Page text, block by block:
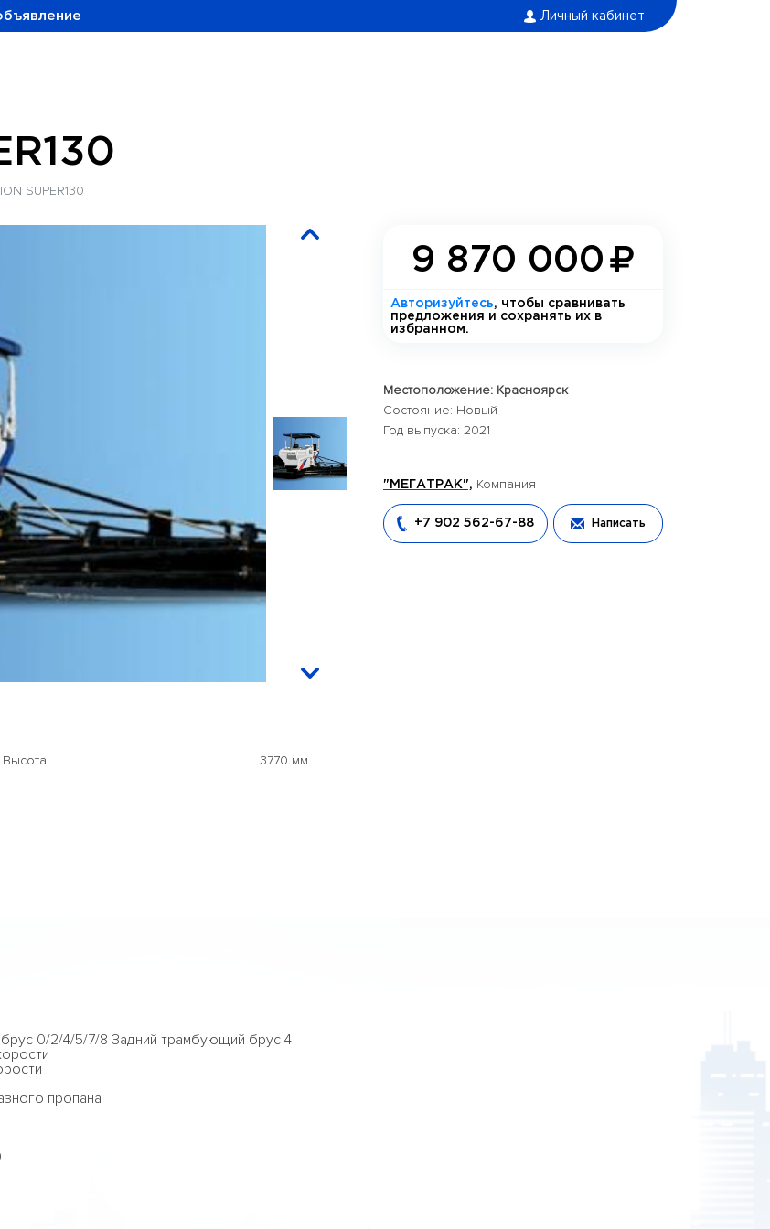
Личный кабинет
SUPER130
Высота 3770 мм
0/2/4/5/7/8 Задний трамбующий брус 4
пропана
9 870 000
Авторизуйтесь, чтобы сравнивать
предложения и сохранять их в
избранном.
Местоположение: Красноярск
Состояние: Новый
Год выпуска: 2021
"МЕГАТРАК", Компания
+7 902 562-67-88 Написать